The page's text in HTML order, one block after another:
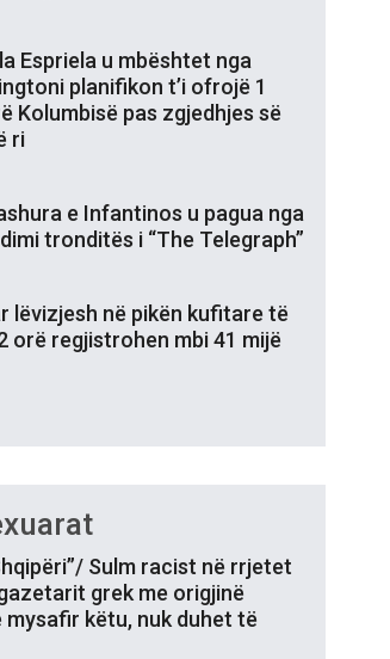
Espriela u mbështet nga
planifikon t’i ofrojë 1
Kolumbisë pas zgjedhjes së
ri
e Infantinos u pagua nga
tronditës i “The Telegraph”
lëvizjesh në pikën kufitare të
orë regjistrohen mbi 41 mijë
Sulm racist në rrjetet
grek me origjinë
mysafir këtu, nuk duhet të